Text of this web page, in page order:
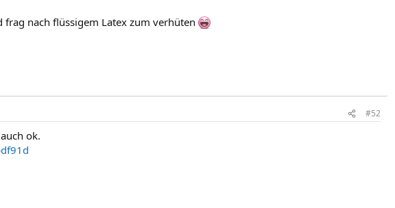
nach flüssigem Latex zum verhüten
#52
ok.